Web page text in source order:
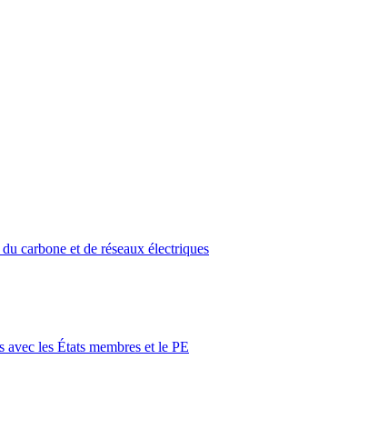
carbone et de réseaux électriques
les États membres et le PE